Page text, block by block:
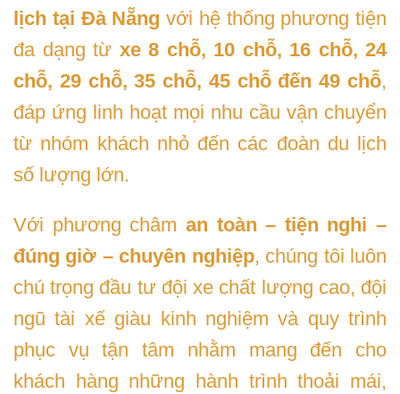
lịch tại Đà Nẵng với hệ thống phương tiện
đa dạng từ xe 8 chỗ, 10 chỗ, 16 chỗ, 24
chỗ, 29 chỗ, 35 chỗ, 45 chỗ đến 49 chỗ,
đáp ứng linh hoạt mọi nhu cầu vận chuyển
từ nhóm khách nhỏ đến các đoàn du lịch
số lượng lớn.
Với phương châm an toàn – tiện nghi –
đúng giờ – chuyên nghiệp, chúng tôi luôn
chú trọng đầu tư đội xe chất lượng cao, đội
ngũ tài xế giàu kinh nghiệm và quy trình
phục vụ tận tâm nhằm mang đến cho
khách hàng những hành trình thoải mái,